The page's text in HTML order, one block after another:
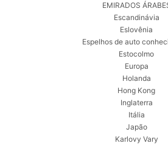
EMIRADOS
Escandinávia
Eslovênia
Espelhos de auto
Estocolmo
Europa
Holanda
Hong Kong
Inglaterra
Itália
Japão
Karlovy Vary